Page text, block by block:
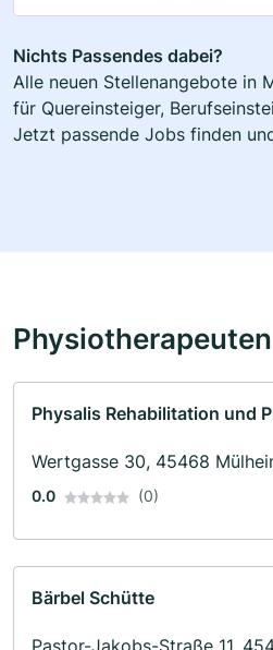
Nichts Passendes dabei?
Alle neuen Stellenangebote in
für Quereinsteiger,
Jetzt passende Jobs finden
Physalis Rehabilitation und
Wertgasse 30, 45468
0.0 (0)
Bärbel Schütte
Pastor-Jakobs-Straße 11,